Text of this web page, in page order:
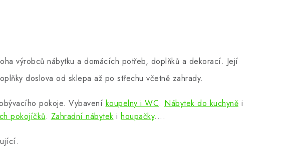
výrobců nábytku a domácích potřeb, doplňků a dekorací. Její
doslova od sklepa až po střechu včetně zahrady.
pokoje. Vybavení koupelny i WC. Nábytek do kuchyně i
pokojíčků. Zahradní nábytek i houpačky....